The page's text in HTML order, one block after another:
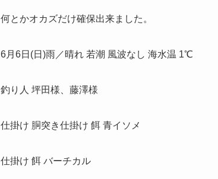
何とかオカズだけ確保出来ました。
6月6日(日)雨／晴れ 若潮 風波なし 海水温 1℃
釣り人 坪田様、藤澤様
仕掛け 胴突き仕掛け 餌 青イソメ
仕掛け 餌 バーチカル